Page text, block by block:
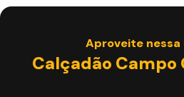
Aproveite nessa
Calçadão